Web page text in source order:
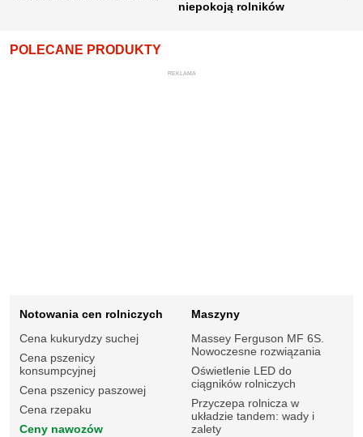
niepokoją rolników
POLECANE PRODUKTY
REKLAMA
Notowania cen rolniczych
Cena kukurydzy suchej
Cena pszenicy
konsumpcyjnej
Cena pszenicy paszowej
Cena rzepaku
Ceny nawozów
Maszyny
Massey Ferguson MF 6S.
Nowoczesne rozwiązania
Oświetlenie LED do
ciągników rolniczych
Przyczepa rolnicza w
układzie tandem: wady i
zalety